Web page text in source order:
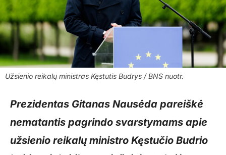
Užsienio reikalų ministras Kęstutis Budrys / BNS nuotr.
Prezidentas Gitanas Nausėda pareiškė
nematantis pagrindo svarstymams apie
užsienio reikalų ministro Kęstučio Budrio